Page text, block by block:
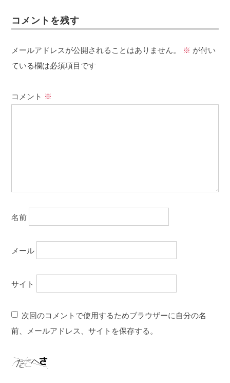
コメントを残す
メールアドレスが公開されることはありません。 ※ が付い
ている欄は必須項目です
コメント ※
名前
メール
サイト
次回のコメントで使用するためブラウザーに自分の名
前、メールアドレス、サイトを保存する。